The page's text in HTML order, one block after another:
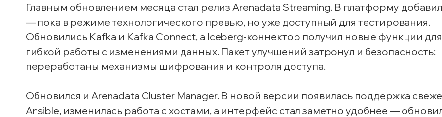
Главным обновлением месяца стал релиз Arenadata Streaming. В платформу
— пока в режиме технологического превью, но уже доступный для тестирования.
Обновились Kafka и Kafka Connect, а Iceberg-коннектор получил новые функции
гибкой работы с изменениями данных. Пакет улучшений затронул и безопасность:
переработаны механизмы шифрования и контроля доступа.
Обновился и Arenadata Cluster Manager. В новой версии появилась поддержка
Ansible, изменилась работа с хостами, а интерфейс стал заметно удобнее —